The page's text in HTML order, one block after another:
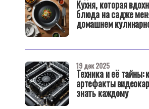
Кухня, которая
блюда на садже
домашнем
Техника и её тайны:
артефакты
знать каждому
19 дек 2025